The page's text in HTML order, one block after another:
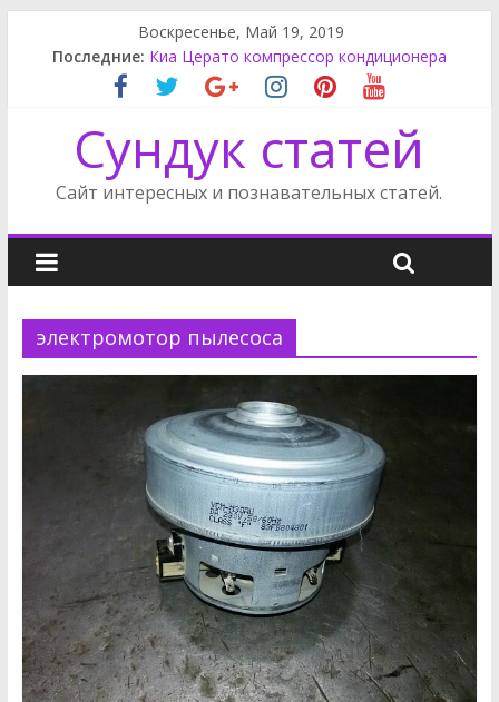
Воскресенье, Май 19, 2019
Последние: Киа Церато компрессор кондиционера
Rак снять обшивку двери Пассат Б3
Карнивал крышка багажника
Приводной ремень Санг Енг Кайрон
Сундук статей
Сайт интересных и познавательных статей.
электромотор пылесоса